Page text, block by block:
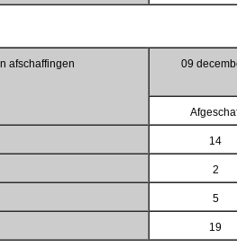
afschaffingen 09
14
2
5
19